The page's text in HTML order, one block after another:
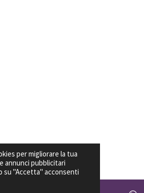
per migliorare la tua
annunci pubblicitari
su "Accetta" acconsenti